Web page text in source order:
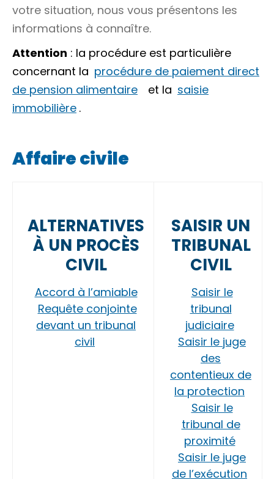
votre situation, nous vous présentons les
informations à connaître.
Attention : la procédure est particulière
concernant la procédure de paiement direct
de pension alimentaire
et la saisie
immobilière .
Affaire civile
ALTERNATIVES
À UN PROCÈS
CIVIL
Accord à l’amiable
Requête conjointe
devant un tribunal
civil
SAISIR UN
TRIBUNAL
CIVIL
Saisir le
tribunal
judiciaire
Saisir le juge
des
contentieux de
la protection
Saisir le
tribunal de
proximité
Saisir le juge
de l’exécution